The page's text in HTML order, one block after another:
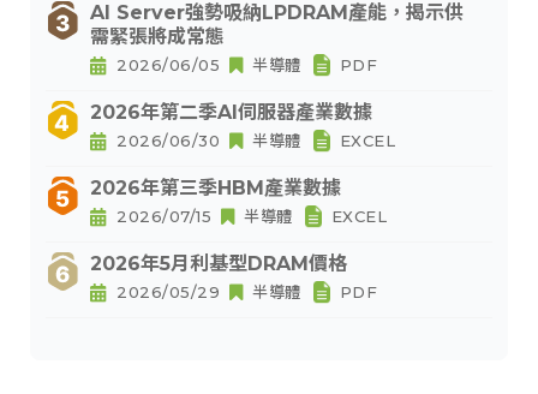
AI Server強勢吸納LPDRAM產能，揭示供
需緊張將成常態
2026/06/05 半導體 PDF
2026年第二季AI伺服器產業數據
2026/06/30 半導體 EXCEL
2026年第三季HBM產業數據
2026/07/15 半導體 EXCEL
2026年5月利基型DRAM價格
2026/05/29 半導體 PDF